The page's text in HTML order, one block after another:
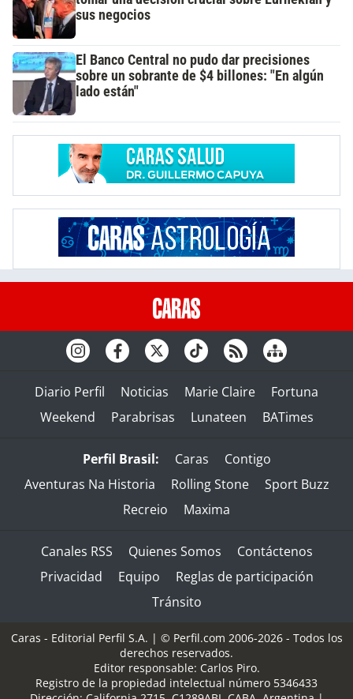
sus negocios
El Banco Central no pudo dar precisiones
sobre un sobrante de $4 billones: "En algún
lado están"
Diario Perfil Noticias Marie Claire
Fortuna
Weekend
Parabrisas Lunateen BATimes
Perfil Brasil: Caras
Contigo
Aventuras Na Historia
Rolling Stone
Sport Buzz
Recreio
Maxima
Canales RSS Quienes Somos
Contáctenos
Privacidad
Equipo
Reglas de participación
Tránsito
Caras - Editorial Perfil S.A. | © Perfil.com 2006-2026 - Todos los
derechos reservados.
Editor responsable: Carlos Piro.
Registro de la propiedad intelectual número 5346433